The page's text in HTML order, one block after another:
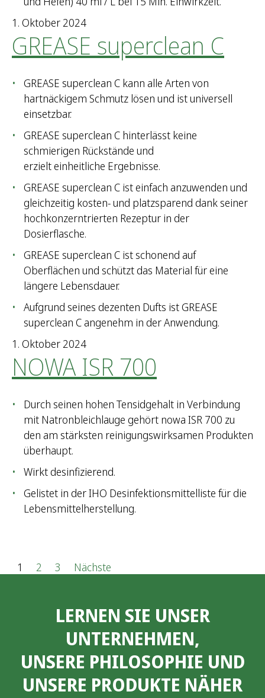
1. Oktober 2024
GREASE superclean C
GREASE superclean C kann alle Arten von
hartnäckigem Schmutz lösen und ist universell
einsetzbar.
GREASE superclean C hinterlässt keine
schmierigen Rückstände und
erzielt einheitliche Ergebnisse.
GREASE superclean C ist einfach anzuwenden und
gleichzeitig kosten- und platzsparend dank seiner
hochkonzerntrierten Rezeptur in der
Dosierflasche.
GREASE superclean C ist schonend auf
Oberflächen und schützt das Material für eine
längere Lebensdauer.
Aufgrund seines dezenten Dufts ist GREASE
superclean C angenehm in der Anwendung.
1. Oktober 2024
NOWA ISR 700
Durch seinen hohen Tensidgehalt in Verbindung
mit Natronbleichlauge gehört nowa ISR 700 zu
den am stärksten reinigungswirksamen Produkten
überhaupt.
Wirkt desinfizierend.
Gelistet in der IHO Desinfektionsmittelliste für die
Lebensmittelherstellung.
S1 2 3 Nächste
LERNEN SIE UNSER
UNTERNEHMEN,
UNSERE PHILOSOPHIE UND
UNSERE PRODUKTE NÄHER